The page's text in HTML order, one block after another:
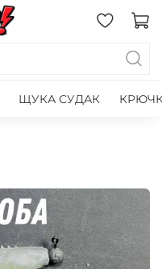
ЩУКА СУДАК